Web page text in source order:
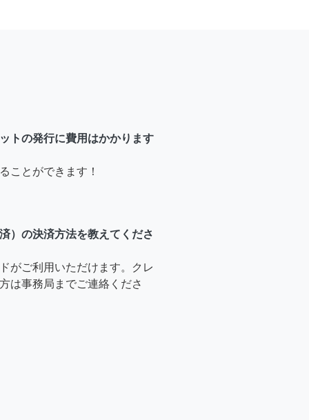
トの発行に費用はかかります
ことができます！
）の決済方法を教えてくださ
がご利用いただけます。クレ
は事務局までご連絡くださ